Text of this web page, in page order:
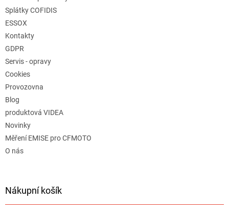
Splátky COFIDIS
ESSOX
Kontakty
GDPR
Servis - opravy
Cookies
Provozovna
Blog
produktová VIDEA
Novinky
Měření EMISE pro CFMOTO
O nás
Nákupní košík